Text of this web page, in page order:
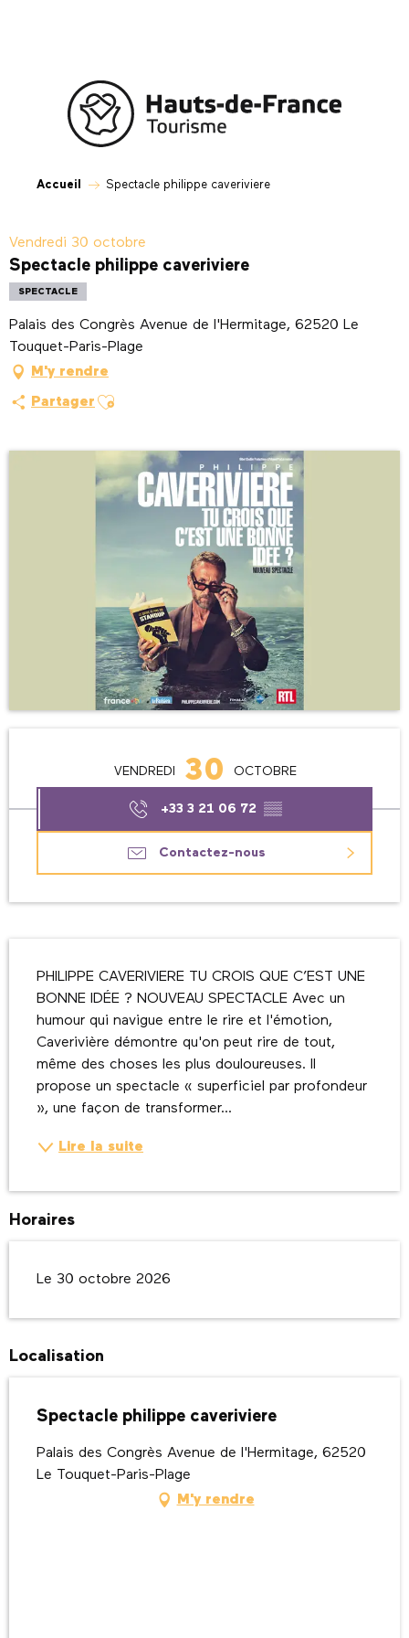
Accueil Spectacle philippe caveriviere
Vendredi 30 octobre
Spectacle philippe caveriviere
SPECTACLE
Palais des Congrès Avenue de l'Hermitage, 62520 Le
Touquet-Paris-Plage
M'y rendre
Partager Ajouter aux favoris
VENDREDI 30 OCTOBRE
+33 3 21 06 72 ▒▒
Contactez-nous
PHILIPPE CAVERIVIERE TU CROIS QUE C’EST UNE
BONNE IDÉE ? NOUVEAU SPECTACLE Avec un
humour qui navigue entre le rire et l'émotion,
Caverivière démontre qu'on peut rire de tout,
même des choses les plus douloureuses. Il
propose un spectacle « superficiel par profondeur
», une façon de transformer...
Lire la suite
Horaires
Le 30 octobre 2026
Localisation
Spectacle philippe caveriviere
Palais des Congrès Avenue de l'Hermitage, 62520
Le Touquet-Paris-Plage
M'y rendre